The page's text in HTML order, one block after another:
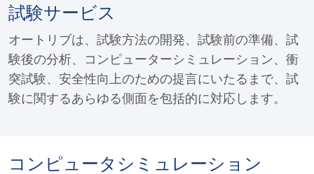
試験サービス
オートリブは、試験方法の開発、試験前の準備、試
験後の分析、コンピューターシミュレーション、衝
突試験、安全性向上のための提言にいたるまで、試
験に関するあらゆる側面を包括的に対応します。
コンピュータシミュレーション